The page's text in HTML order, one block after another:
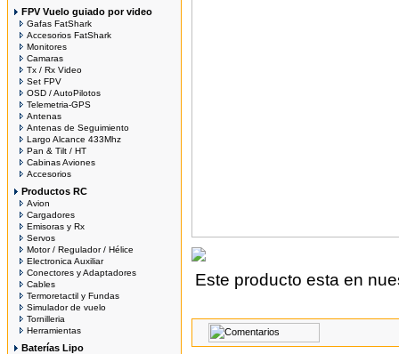
FPV Vuelo guiado por video
Gafas FatShark
Accesorios FatShark
Monitores
Camaras
Tx / Rx Video
Set FPV
OSD / AutoPilotos
Telemetria-GPS
Antenas
Antenas de Seguimiento
Largo Alcance 433Mhz
Pan & Tilt / HT
Cabinas Aviones
Accesorios
Productos RC
Avion
Cargadores
Emisoras y Rx
Servos
Motor / Regulador / Hélice
Electronica Auxiliar
Conectores y Adaptadores
Cables
Termoretactil y Fundas
Simulador de vuelo
Tornilleria
Herramientas
Baterías Lipo
Este producto esta en